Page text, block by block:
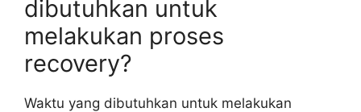
dibutuhkan untuk
melakukan proses
recovery?
Waktu yang dibutuhkan untuk melakukan